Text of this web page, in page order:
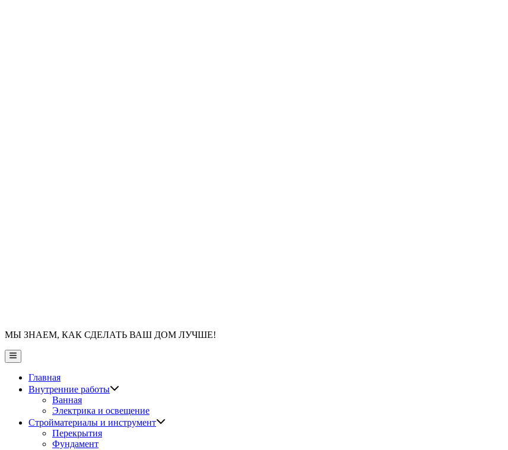
МЫ ЗНАЕМ, КАК СДЕЛАТЬ ВАШ ДОМ ЛУЧШЕ!
Главное
меню
Главная
Внутренние работы
Ванная
Электрика и освещение
Стройматериалы и инструмент
Перекрытия
Фундамент